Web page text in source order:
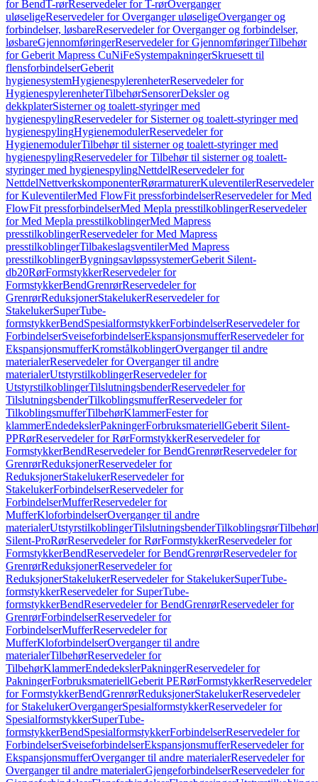
for BendT-rørReservedeler for T-rørOverganger
uløseligeReservedeler for Overganger uløseligeOverganger og
forbindelser, løsbareReservedeler for Overganger og forbindelser,
løsbareGjennomføringerReservedeler for GjennomføringerTilbehør
for Geberit Mapress CuNiFeSystempakningerSkruesett til
flensforbindelserGeberit
hygienesystemHygienespylerenheterReservedeler for
HygienespylerenheterTilbehørSensorerDeksler og
dekkplaterSisterner og toalett-styringer med
hygienespylingReservedeler for Sisterner og toalett-styringer med
hygienespylingHygienemodulerReservedeler for
HygienemodulerTilbehør til sisterner og toalett-styringer med
hygienespylingReservedeler for Tilbehør til sisterner og toalett-
styringer med hygienespylingNettdelReservedeler for
NettdelNettverkskomponenterRørarmaturerKuleventilerReservedeler
for KuleventilerMed FlowFit pressforbindelserReservedeler for Med
FlowFit pressforbindelserMed Mepla presstilkoblingerReservedeler
for Med Mepla presstilkoblingerMed Mapress
presstilkoblingerReservedeler for Med Mapress
presstilkoblingerTilbakeslagsventilerMed Mapress
presstilkoblingerBygningsavløpssystemerGeberit Silent-
db20RørFormstykkerReservedeler for
FormstykkerBendGrenrørReservedeler for
GrenrørReduksjonerStakelukerReservedeler for
StakelukerSuperTube-
formstykkerBendSpesialformstykkerForbindelserReservedeler for
ForbindelserSveiseforbindelserEkspansjonsmufferReservedeler for
EkspansjonsmufferKromstålkoblingerOverganger til andre
materialerReservedeler for Overganger til andre
materialerUtstyrstilkoblingerReservedeler for
UtstyrstilkoblingerTilslutningsbenderReservedeler for
TilslutningsbenderTilkoblingsmufferReservedeler for
TilkoblingsmufferTilbehørKlammerFester for
klammerEndedekslerPakningerForbruksmateriellGeberit Silent-
PPRørReservedeler for RørFormstykkerReservedeler for
FormstykkerBendReservedeler for BendGrenrørReservedeler for
GrenrørReduksjonerReservedeler for
ReduksjonerStakelukerReservedeler for
StakelukerForbindelserReservedeler for
ForbindelserMufferReservedeler for
MufferKloforbindelserOverganger til andre
materialerUtstyrstilkoblingerTilslutningsbenderTilkoblingsrørTilbehør
Silent-ProRørReservedeler for RørFormstykkerReservedeler for
FormstykkerBendReservedeler for BendGrenrørReservedeler for
GrenrørReduksjonerReservedeler for
ReduksjonerStakelukerReservedeler for StakelukerSuperTube-
formstykkerReservedeler for SuperTube-
formstykkerBendReservedeler for BendGrenrørReservedeler for
GrenrørForbindelserReservedeler for
ForbindelserMufferReservedeler for
MufferKloforbindelserOverganger til andre
materialerTilbehørReservedeler for
TilbehørKlammerEndedekslerPakningerReservedeler for
PakningerForbruksmateriellGeberit PERørFormstykkerReservedeler
for FormstykkerBendGrenrørReduksjonerStakelukerReservedeler
for StakelukerOvergangerSpesialformstykkerReservedeler for
SpesialformstykkerSuperTube-
formstykkerBendSpesialformstykkerForbindelserReservedeler for
ForbindelserSveiseforbindelserEkspansjonsmufferReservedeler for
EkspansjonsmufferOverganger til andre materialerReservedeler for
Overganger til andre materialerGjengeforbindelserReservedeler for